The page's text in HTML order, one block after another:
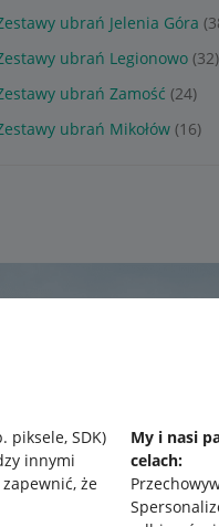
piksele, SDK)
innymi
że
My i nasi
celach:
ubrań Jelenia Góra
ubrań Legionowo (32)
ubrań Zamość (24)
ubrań Mikołów (16)